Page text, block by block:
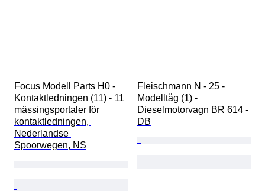
Focus Modell Parts H0 -
Kontaktledningen (11) - 11
mässingsportaler för
kontaktledningen,
Nederlandse
Spoorwegen, NS
Fleischmann N - 25 -
Modelltåg (1) -
Dieselmotorvagn BR 614 -
DB